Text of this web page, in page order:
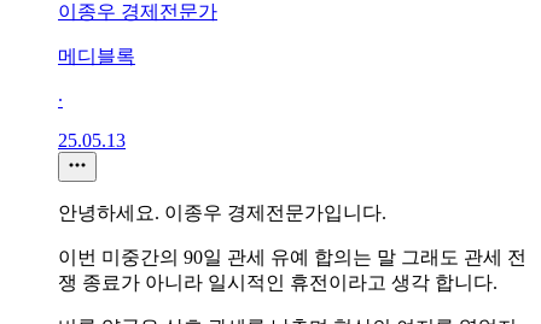
이종우 경제전문가
메디블록
∙
25.05.13
안녕하세요. 이종우 경제전문가입니다.
이번 미중간의 90일 관세 유예 합의는 말 그래도 관세 전
쟁 종료가 아니라 일시적인 휴전이라고 생각 합니다.